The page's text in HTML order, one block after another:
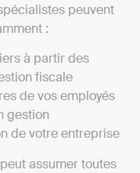
peuvent
:
à partir des
fiscale
de vos employés
gestion
de votre entreprise
assumer toutes